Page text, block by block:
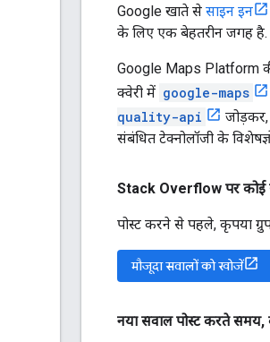
Google खाते से साइन इन
के लिए एक बेहतरीन जगह है.
Google Maps Platform
क्वेरी में google-maps
quality-api
संबंधित टेक्नोलॉजी के
Stack Overflow पर कोई
पोस्ट करने से पहले, कृपया
मौजूदा सवालों को खोजें
नया सवाल पोस्ट करते समय,